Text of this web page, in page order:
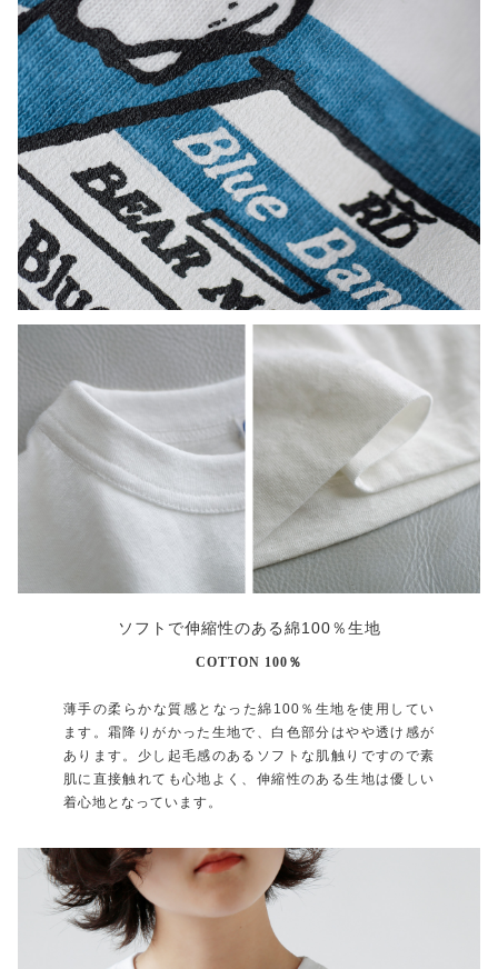
ソフトで伸縮性のある綿100％生地
COTTON 100％
薄手の柔らかな質感となった綿100％生地を使用してい
ます。霜降りがかった生地で、白色部分はやや透け感が
あります。少し起毛感のあるソフトな肌触りですので素
肌に直接触れても心地よく、伸縮性のある生地は優しい
着心地となっています。